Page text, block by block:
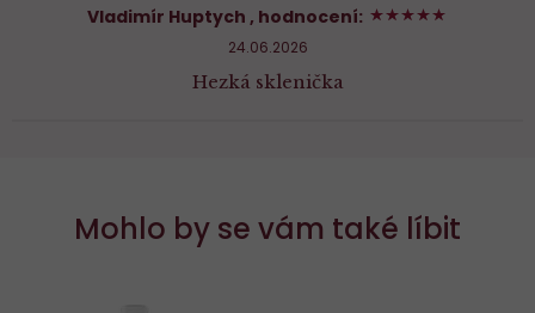
Vladimír Huptych , hodnocení: 100%
24.06.2026
Hezká sklenička
Mohlo by se vám také líbit